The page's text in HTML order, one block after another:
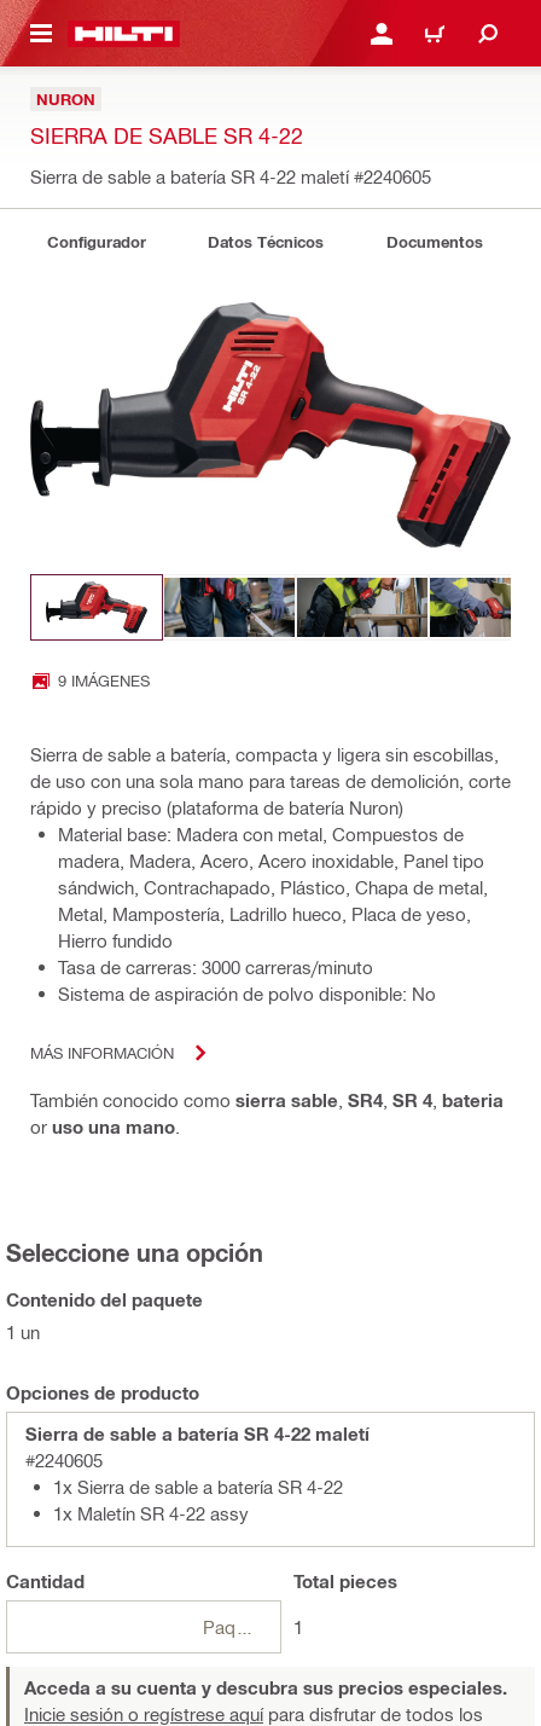
PRINCIPAL INICIE SESIÓN O
CARRITO
NURON
SIERRA DE SABLE SR 4-22
Sierra de sable a batería SR 4-22 maletí#2240605
Configurador Datos Técnicos Documentos
9 IMÁGENES
Sierra de sable a batería, compacta y ligera sin escobillas,
de uso con una sola mano para tareas de demolición, corte
rápido y preciso (plataforma de batería Nuron)
Material base: Madera con metal, Compuestos de
madera, Madera, Acero, Acero inoxidable, Panel tipo
sándwich, Contrachapado, Plástico, Chapa de metal,
Metal, Mampostería, Ladrillo hueco, Placa de yeso,
Hierro fundido
Tasa de carreras: 3000 carreras/minuto
Sistema de aspiración de polvo disponible: No
MÁS INFORMACIÓN
También conocido como sierra sable SR4, SR 4, bateria
or uso una mano
Seleccione una opción
Contenido del paquete
1 un
Opciones de producto
Sierra de sable a batería SR 4-22 maletí
#2240605
1x Sierra de sable a batería SR 4-22
1x Maletín SR 4-22 assy
Cantidad Total pieces
1
Acceda a su cuenta y descubra sus precios especiales.
Inicie sesión o regístrese aquípara disfrutar de todos los